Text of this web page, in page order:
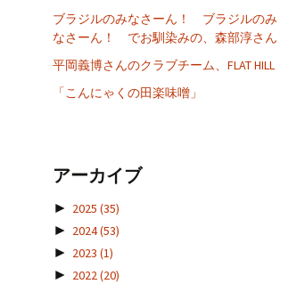
ブラジルのみなさーん！ ブラジルのみ
なさーん！ でお馴染みの、森部淳さん
平岡義博さんのクラブチーム、FLAT HILL
「こんにゃくの田楽味噌」
アーカイブ
► 2025 (35)
► 2024(53)
► 2023 (1)
► 2022(20)